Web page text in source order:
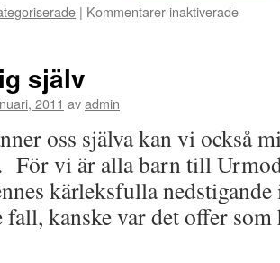
| Kommentarer inaktiveradeför
själv
2011 avadmin
oss själva kan vi också
För vi är alla barn till
kärleksfulla
fall, kanske var det offer